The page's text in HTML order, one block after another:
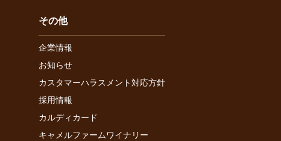
その他
企業情報
お知らせ
カスタマーハラスメント対応方針
採用情報
カルディカード
キャメルファームワイナリー